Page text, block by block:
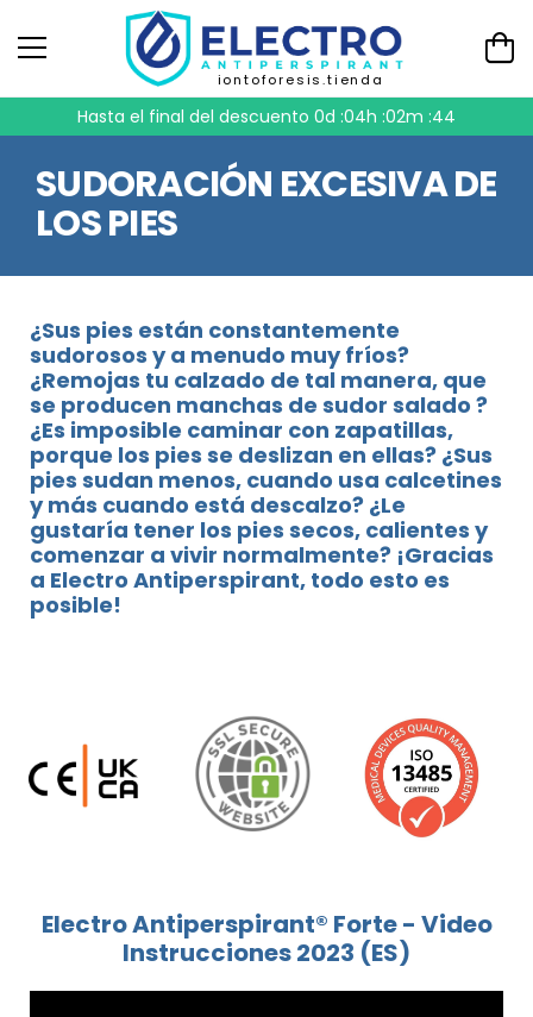
iontoforesis.tienda
Hasta el final del descuento 0d :04h :02m :44
SUDORACIÓN EXCESIVA DE
LOS PIES
¿Sus pies están constantemente
sudorosos y a menudo muy fríos?
¿Remojas tu calzado de tal manera, que
se producen manchas de sudor salado ?
¿Es imposible caminar con zapatillas,
porque los pies se deslizan en ellas? ¿Sus
pies sudan menos, cuando usa calcetines
y más cuando está descalzo? ¿Le
gustaría tener los pies secos, calientes y
comenzar a vivir normalmente? ¡Gracias
a Electro Antiperspirant, todo esto es
posible!
Electro Antiperspirant® Forte - Video
Instrucciones 2023 (ES)